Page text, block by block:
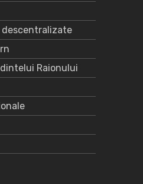
descentralizate
Raionului